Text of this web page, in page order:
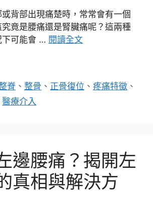
背部出現痛楚時，常常會有一個
竟是腰痛還是腎臟痛呢？這兩種
下可能會 … 閱讀全文
脊 、整骨 、 正骨復位 、疼痛特徵 、
醫療介入
邊腰痛？揭開左
真相與解決方